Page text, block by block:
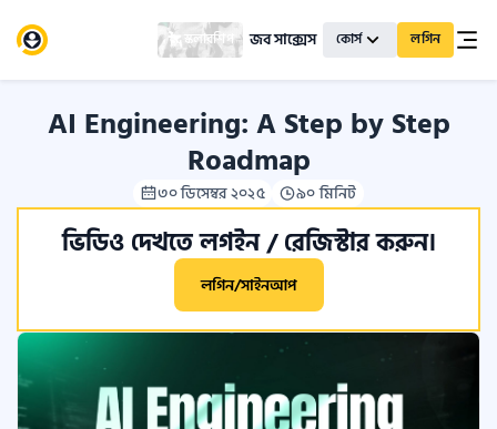
স্কলারশিপ জব সাক্সেস কোর্স লগিন
AI Engineering: A Step by Step
Roadmap
৩০ ডিসেম্বর ২০২৫ ৯০ মিনিট
ভিডিও দেখতে লগইন / রেজিস্টার করুন।
লগিন/সাইনআপ